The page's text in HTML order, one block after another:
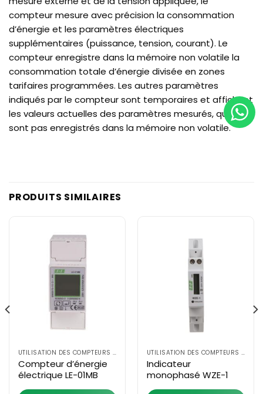
compteur mesure avec précision la consommation
d’énergie et les paramètres électriques
supplémentaires (puissance, tension, courant). Le
compteur enregistre dans la mémoire non volatile la
consommation totale d’énergie divisée en zones
tarifaires programmées. Les autres paramètres
indiqués par le compteur sont temporaires et affichent
les valeurs actuelles des paramètres mesurés, qui ne
sont pas enregistrés dans la mémoire non volatile.
PRODUITS SIMILAIRES
UTILISATION DES COMPTEURS D'ÉNERGIE ÉLECTRIQUE
Compteur d’énergie
électrique LE-01MB
UTILISATION DES COMPTEURS D'ÉNERGIE ÉLECTRIQUE
Indicateur
monophasé WZE-1